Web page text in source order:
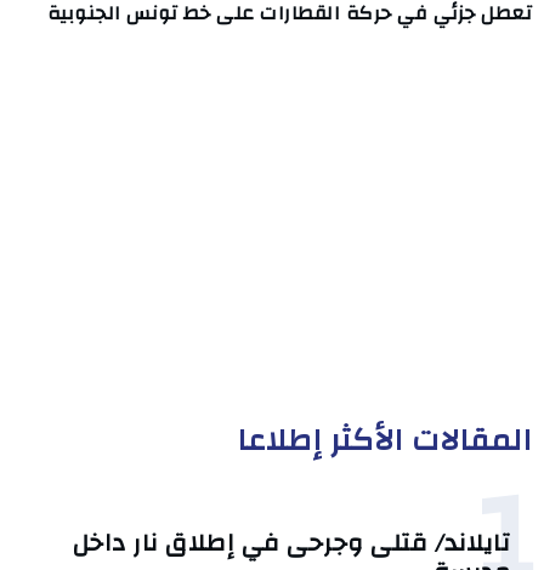
تعطل جزئي في حركة القطارات على خط تونس الجنوبية
المقالات الأكثر إطلاعا
تايلاند/ قتلى وجرحى في إطلاق نار داخل